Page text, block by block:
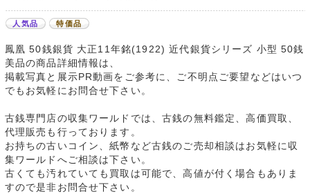
人気品 特価品
鳳凰 50銭銀貨 大正11年銘(1922) 近代銀貨シリーズ 小型 50銭
美品の商品詳細情報は、
掲載写真と展示PR動画をご参考に、ご不明点ご要望などはいつ
でもお気軽にお問合せ下さい。
古銭専門店の収集ワールドでは、古銭の無料鑑定、高価買取、
代理販売も行っております。
お持ちの古いコイン、紙幣など古銭のご売却相談はお気軽に収
集ワールドへご相談は下さい。
古くても汚れていても買取は可能で、高値が付く場合もありま
すので是非お問合せ下さい。